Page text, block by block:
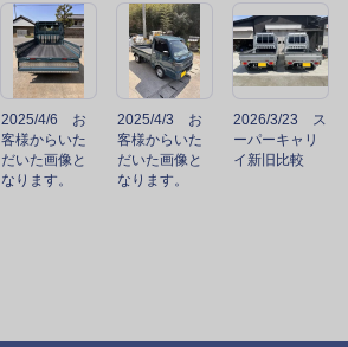
2025/4/6 お
客様からいた
だいた画像と
なります。
2025/4/3 お
客様からいた
だいた画像と
なります。
2026/3/23 ス
ーパーキャリ
イ新旧比較